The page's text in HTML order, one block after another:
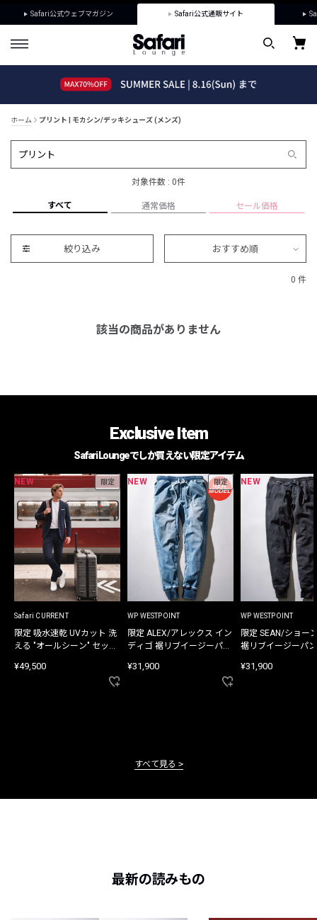
Safari公式ウェブマガジン Safari公式通販サイト
ホーム プリント | モカシン/デッキシューズ (メンズ)
対象件数 : 0件
すべて 通常価格 セール価格
絞り込み おすすめ順
0 件
該当の商品がありません
Exclusive Item
Safari Loungeでしか買えない限定アイテム
NEW 限定
Safari CURRENT
限定 吸水速乾 UVカット 洗
える "オールシーン" セット
¥49,500
NEW 限定
WP WESTPOINT
限定 ALEX/アレックス イン
ディゴ 裾リブイージーパン
¥31,900
NEW
WP WESTPOINT
限定 SEAN/ショー
裾リブイージーパ
¥31,900
すべて見る
最新の読みもの